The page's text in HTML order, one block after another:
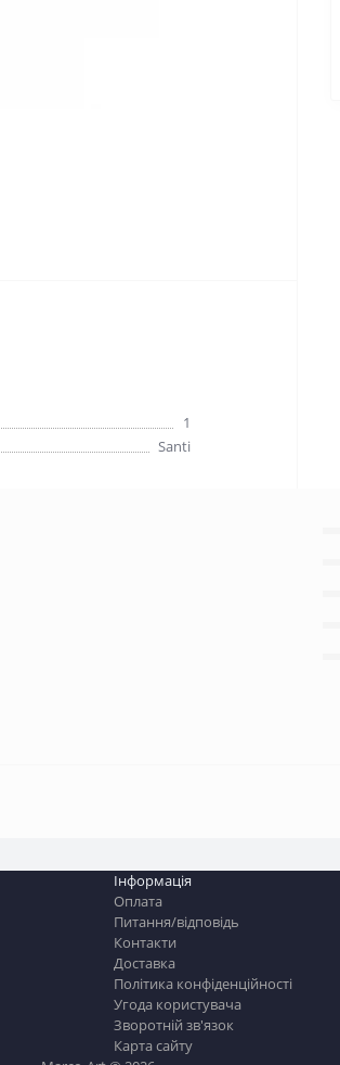
1
Santi
Інформація
Оплата
Питання/відповідь
Контакти
Доставка
Політика конфіденційності
Угода користувача
Зворотній зв'язок
Карта сайту